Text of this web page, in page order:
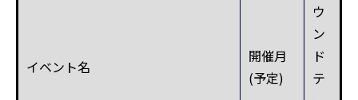
イベント名
開催月
(予定)
ウ
ン
ド
テ